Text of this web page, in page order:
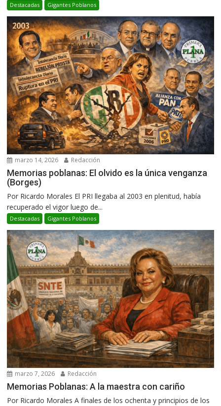
Destacadas Gigantes Poblanos
marzo 14, 2026 Redacción
Memorias poblanas: El olvido es la única venganza
(Borges)
Por Ricardo Morales El PRI llegaba al 2003 en plenitud, había
recuperado el vigor luego de...
Destacadas Gigantes Poblanos
marzo 7, 2026 Redacción
Memorias Poblanas: A la maestra con cariño
Por Ricardo Morales A finales de los ochenta y principios de los